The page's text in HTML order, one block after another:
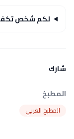
لكم شخص
شارك
المطبخ
المطبخ الغربي